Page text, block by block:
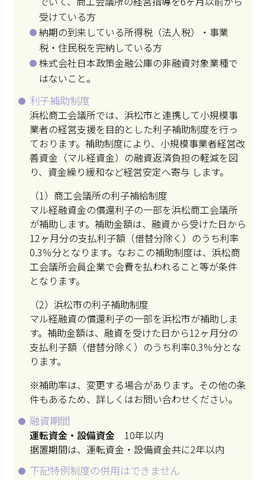
受けている方
納期の到来している所得税（法人税）・事業
税・住民税を完納している方
株式会社日本政策金融公庫の非融資対象業種で
はないこと。
利子補助制度
浜松商工会議所では、浜松市と連携して小規模事
業者の経営支援を目的とした利子補助制度を行っ
ております。補助制度により、小規模事業者経営改
善資金（マル経資金）の融資返済負担の軽減を図
り、資金繰り緩和など経営安定へ寄与 します。
（1）商工会議所の利子補給制度
マル経融資金の償還利子の一部を浜松商工会議所
が補助します。補助金額は、融資から受けた日から
12ヶ月分の支払利子額（借替分除く）のうち利率
0.3％分となります。なおこの補助制度は、浜松商
工会議所会員企業で会費を払われること等が条件
となります。
（2）浜松市の利子補助制度
マル経融資の償還利子の一部を浜松市が補助しま
す。補助金額は、融資を受けた日から12ヶ月分の
支払利子額（借替分除く）のうち利率0.3％分とな
ります。
※補助率は、変更する場合があります。その他の条
件もあるため、詳しくはお問い合わせください。
融資期間
運転資金・設備資金 10年以内
据置期間は、運転資金・設備資金共に2年以内
下記特例制度の併用はできません